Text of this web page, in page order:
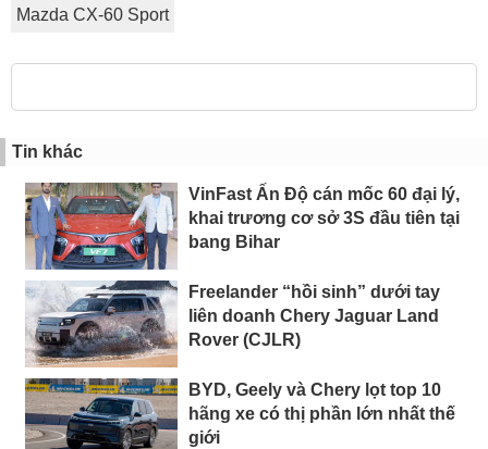
Mazda CX-60 Sport
Tin khác
VinFast Ấn Độ cán mốc 60 đại lý,
khai trương cơ sở 3S đầu tiên tại
bang Bihar
Freelander “hồi sinh” dưới tay
liên doanh Chery Jaguar Land
Rover (CJLR)
BYD, Geely và Chery lọt top 10
hãng xe có thị phần lớn nhất thế
giới